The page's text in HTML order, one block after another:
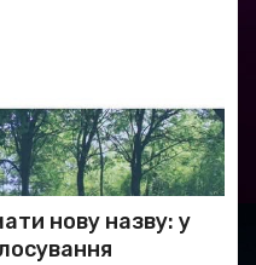
нову назву: у